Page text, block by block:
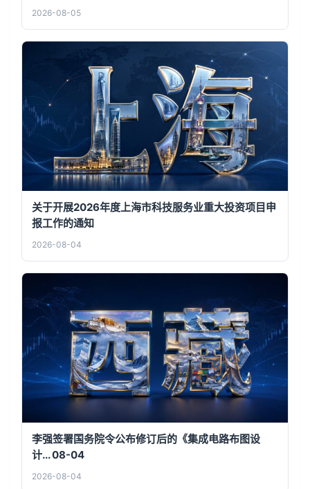
2026-08-05
关于开展2026年度上海市科技服务业重大投资项目申
报工作的通知
2026-08-04
李强签署国务院令公布修订后的《集成电路布图设
计... 08-04
2026-08-04